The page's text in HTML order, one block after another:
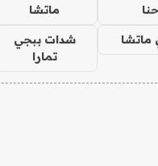
حنا ماتشا
شدات ببجي
تمارا